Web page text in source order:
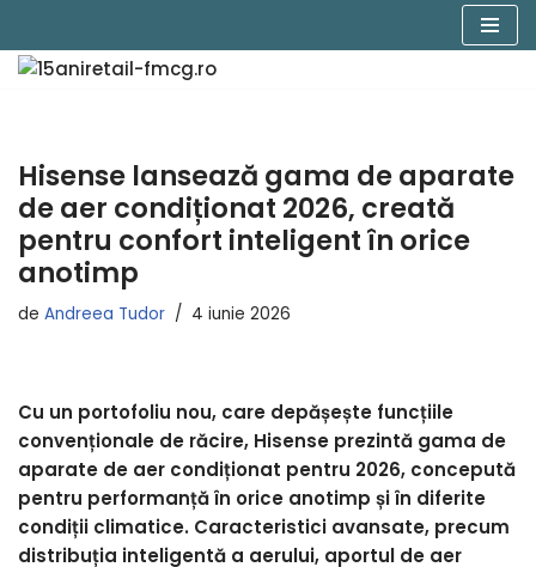
Sari
Hisense lansează gama de aparate
de aer condiționat 2026, creată
pentru confort inteligent în orice
anotimp
de Andreea Tudor 4 iunie 2026
Cu un portofoliu nou, care depășește funcțiile
convenționale de răcire, Hisense prezintă gama de
aparate de aer condiționat pentru 2026, concepută
pentru performanță în orice anotimp și în diferite
condiții climatice. Caracteristici avansate, precum
distribuția inteligentă a aerului, aportul de aer